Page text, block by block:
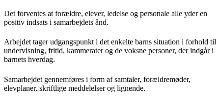
Det forventes at forældre, elever, ledelse og personale alle yder en
positiv indsats i samarbejdets ånd.
Arbejdet tager udgangspunkt i det enkelte barns situation i forhold til
undervisning, fritid, kammerater og de voksne personer, der indgår i
barnets hverdag.
Samarbejdet gennemføres i form af samtaler, forældremøder,
elevplaner, skriftlige meddelelser og lignende.